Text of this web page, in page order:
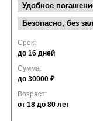
Удобное
Безопасно, без
Срок:
до 16 дней
Сумма:
до 30000 ₽
Возраст:
от 18 до 80 лет